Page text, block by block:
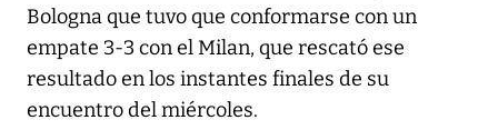
Bologna que tuvo que conformarse con un
empate 3-3 con el Milan, que rescató ese
resultado en los instantes finales de su
encuentro del miércoles.